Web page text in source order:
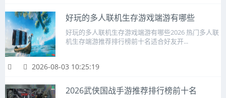
好玩的多人联机生存游戏端游有哪些
好玩的多人联机生存游戏端游有哪些2026 热门多人联
机生存端游推荐排行榜前十名适合好友开...
2026-08-03 10:25:19
2026武侠国战手游推荐排行榜前十名